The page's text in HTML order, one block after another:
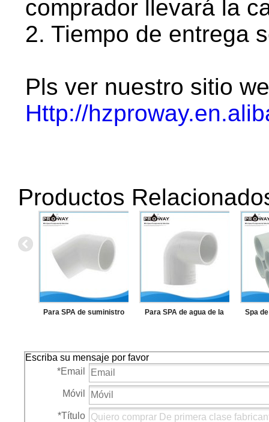
comprador llevará la
2. Tiempo de entrega
Pls ver nuestro sitio
Http://
Productos
Para SPA de suministro
Fitting
Para SPA de agua de la
Pipe Fitting
Spa
Escriba su mensaje por favor
*Email
Móvil
*Título